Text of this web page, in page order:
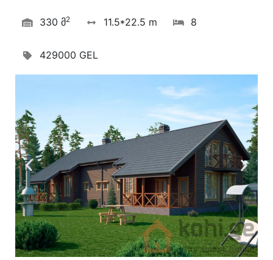
330 მ2 11.5*22.5 m 8
429000 GEL